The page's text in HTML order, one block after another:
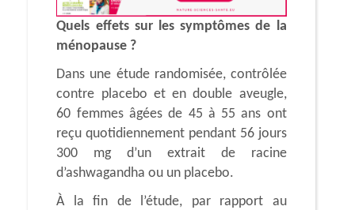
Quels effets sur les symptômes de la
ménopause ?
Dans une étude randomisée, contrôlée
contre placebo et en double aveugle,
60 femmes âgées de 45 à 55 ans ont
reçu quotidiennement pendant 56 jours
300 mg d’un extrait de racine
d’ashwagandha ou un placebo.
À la fin de l’étude, par rapport au